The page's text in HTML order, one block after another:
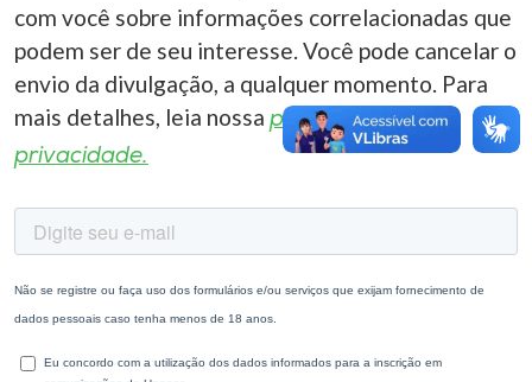
com você sobre informações correlacionadas que
podem ser de seu interesse. Você pode cancelar o
envio da divulgação, a qualquer momento. Para
mais detalhes, leia nossa política de
privacidade.